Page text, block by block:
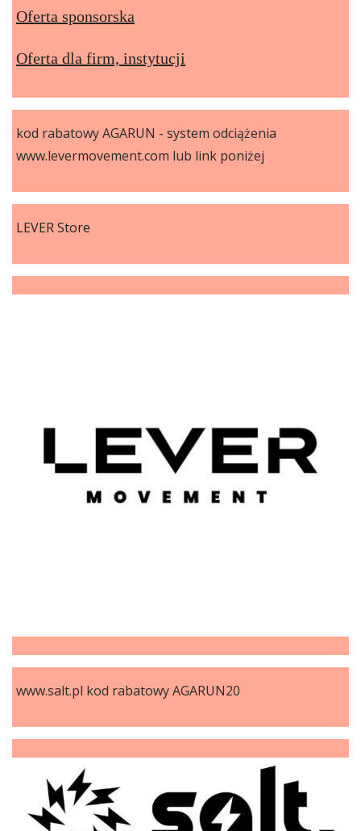
Oferta sponsorska
Oferta dla firm, instytucji
kod rabatowy AGARUN - system odciążenia
www.levermovement.com lub link poniżej
LEVER Store
www.salt.pl kod rabatowy AGARUN20